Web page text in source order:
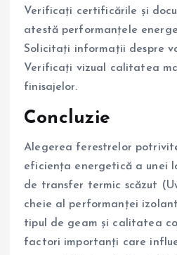
Verificați certificările și
atestă performanțele
Solicitați informații despre
Verificați vizual calitatea
finisajelor.
Concluzie
Alegerea ferestrelor
eficiența energetică a unei
de transfer termic scăzut
cheie al performanței
tipul de geam și calitatea
factori importanți care